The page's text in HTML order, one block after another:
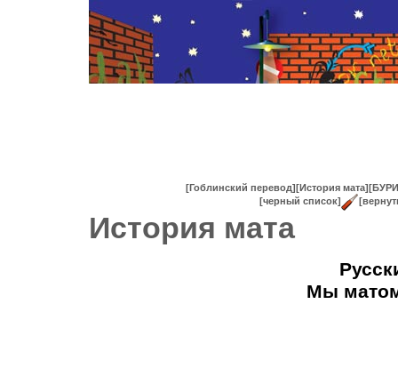
[Гоблинский перевод][История мата]
[черный список]
История мата
Мы